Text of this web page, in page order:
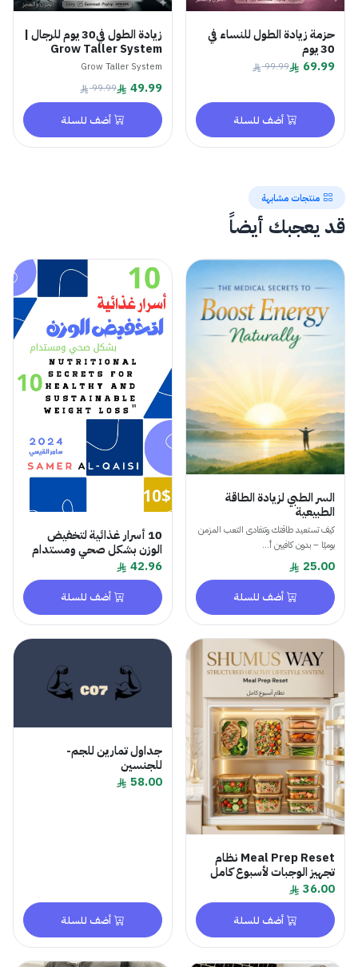
حزمة زيادة الطول للنساء في
30 يوم
69.99
99.99
أضف للسلة
زيادة الطول في30 يوم للرجال |
Grow Taller System
Grow Taller System
49.99
99.99
أضف للسلة
منتجات مشابهة
قد يعجبك أيضاً
السر الطبي لزيادة الطاقة
الطبيعية
كيف تستعيد طاقتك وتتفادى التعب المزمن
يوميًا – بدون كافيين أ...
25.00
أضف للسلة
10 أسرار غذائية لتخفيض
الوزن بشكل صحي ومستدام
42.96
أضف للسلة
Meal Prep Reset نظام
تجهيز الوجبات لأسبوع كامل
36.00
أضف للسلة
جداول تمارين للجم-
للجنسين
58.00
أضف للسلة